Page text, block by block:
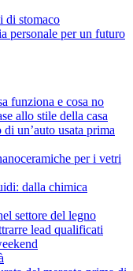
di stomaco
personale per un futuro
funziona e cosa no
allo stile della casa
un’auto usata prima
per i vetri
dalla chimica
settore del legno
lead qualificati